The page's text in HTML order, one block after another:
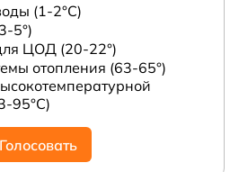
(1-2°С)
5°)
ЦОД (20-22°)
отопления (63-65°)
95°С)
Голосовать